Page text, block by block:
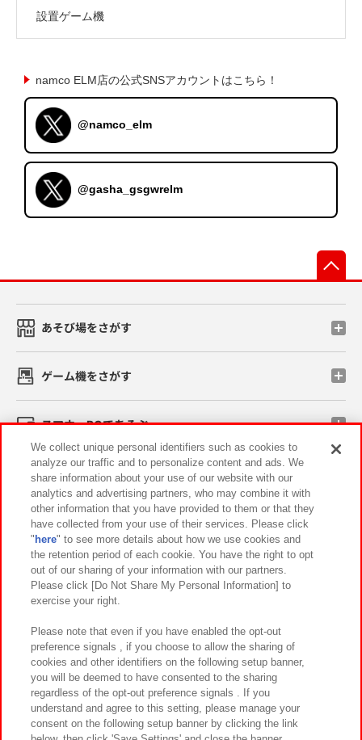
設置ゲーム機
namco ELM店の公式SNSアカウントはこちら！
@namco_elm
@gasha_gsgwrelm
あそび場をさがす
ゲーム機をさがす
スマホ・PCであそぶ
イベント・キャンペーン
関連会社 サステナビリティ サイトポリシー
プライバシーポリシー ウェブアクセシビリティ方針と検証結果
お取引先さまとともに
カスタマーハラスメント対応方針 よくあるご質問・お問い合わせ
We collect unique personal identifiers such as cookies to
analyze our traffic and to personalize content and ads. We
share information about your use of our website with our
analytics and advertising partners, who may combine it with
other information that you have provided to them or that they
have collected from your use of their services. Please click
" here" to see more details about how we use cookies and
the retention period of each cookie. You have the right to opt
out of our sharing of your information with our partners.
Please click [Do Not Share My Personal Information] to
exercise your right.
Please note that even if you have enabled the opt-out
preference signals , if you choose to allow the sharing of
cookies and other identifiers on the following setup banner,
you will be deemed to have consented to the sharing
regardless of the opt-out preference signals . If you
understand and agree to this setting, please manage your
consent on the following setup banner by clicking the link